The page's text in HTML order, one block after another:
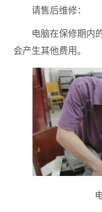
请售后维修：
电脑在保修期内
会产生其他费用。